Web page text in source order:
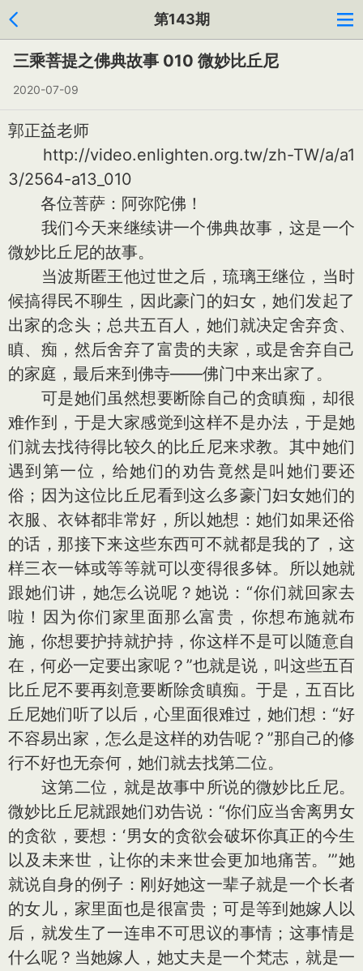
第143期
三乘菩提之佛典故事 010 微妙比丘尼
2020-07-09
郭正益老师
http://video.enlighten.org.tw/zh-TW/a/a1
3/2564-a13_010
各位菩萨：阿弥陀佛！
我们今天来继续讲一个佛典故事，这是一个
微妙比丘尼的故事。
当波斯匿王他过世之后，琉璃王继位，当时
候搞得民不聊生，因此豪门的妇女，她们发起了
出家的念头；总共五百人，她们就决定舍弃贪、
瞋、痴，然后舍弃了富贵的夫家，或是舍弃自己
的家庭，最后来到佛寺——佛门中来出家了。
可是她们虽然想要断除自己的贪瞋痴，却很
难作到，于是大家感觉到这样不是办法，于是她
们就去找待得比较久的比丘尼来求教。其中她们
遇到第一位，给她们的劝告竟然是叫她们要还
俗；因为这位比丘尼看到这么多豪门妇女她们的
衣服、衣钵都非常好，所以她想：她们如果还俗
的话，那接下来这些东西可不就都是我的了，这
样三衣一钵或等等就可以变得很多钵。所以她就
跟她们讲，她怎么说呢？她说：“你们就回家去
啦！因为你们家里面那么富贵，你想布施就布
施，你想要护持就护持，你这样不是可以随意自
在，何必一定要出家呢？”也就是说，叫这些五百
比丘尼不要再刻意要断除贪瞋痴。于是，五百比
丘尼她们听了以后，心里面很难过，她们想：“好
不容易出家，怎么是这样的劝告呢？”那自己的修
行不好也无奈何，她们就去找第二位。
这第二位，就是故事中所说的微妙比丘尼。
微妙比丘尼就跟她们劝告说：“你们应当舍离男女
的贪欲，要想：‘男女的贪欲会破坏你真正的今生
以及未来世，让你的未来世会更加地痛苦。’”她
就说自身的例子：刚好她这一辈子就是一个长者
的女儿，家里面也是很富贵；可是等到她嫁人以
后，就发生了一连串不可思议的事情；这事情是
什么呢？当她嫁人，她丈夫是一个梵志，就是一